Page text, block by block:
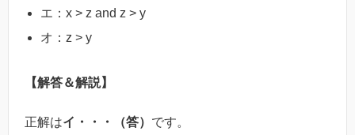
エ：x > z and z > y
オ：z > y
【解答＆解説】
正解はイ・・・（答） です。